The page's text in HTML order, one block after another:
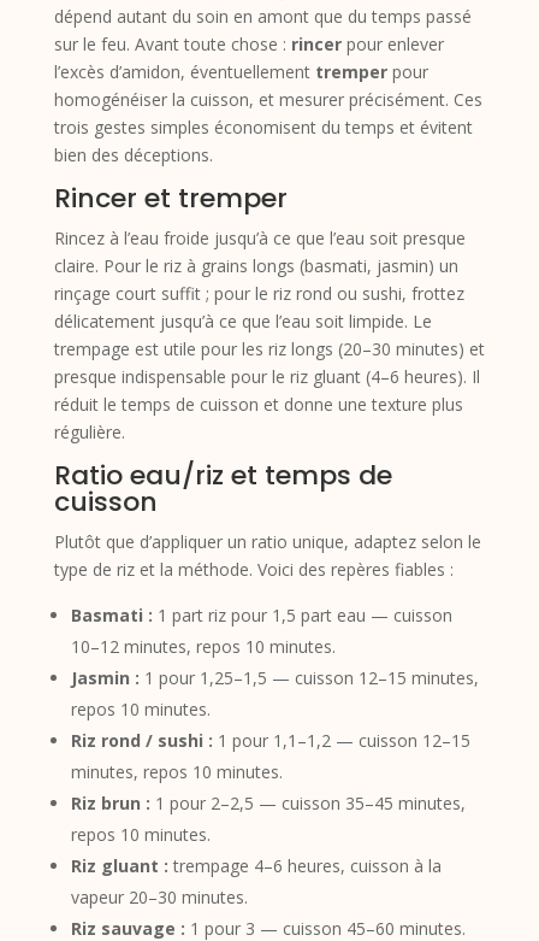
dépend autant du soin en amont que du temps passé
sur le feu. Avant toute chose : rincerpour enlever
l’excès d’amidon, éventuellement tremperpour
homogénéiser la cuisson, et mesurer précisément. Ces
trois gestes simples économisent du temps et évitent
bien des déceptions.
Rincer et tremper
Rincez à l’eau froide jusqu’à ce que l’eau soit presque
claire. Pour le riz à grains longs (basmati, jasmin) un
rinçage court suffit ; pour le riz rond ou sushi, frottez
délicatement jusqu’à ce que l’eau soit limpide. Le
trempage est utile pour les riz longs (20–30 minutes) et
presque indispensable pour le riz gluant (4–6 heures). Il
réduit le temps de cuisson et donne une texture plus
régulière.
Ratio eau/riz et temps de
cuisson
Plutôt que d’appliquer un ratio unique, adaptez selon le
type de riz et la méthode. Voici des repères fiables :
Basmati : 1 part riz pour 1,5 part eau — cuisson
10–12 minutes, repos 10 minutes.
Jasmin : 1 pour 1,25–1,5 — cuisson 12–15 minutes,
repos 10 minutes.
Riz rond / sushi : 1 pour 1,1–1,2 — cuisson 12–15
minutes, repos 10 minutes.
Riz brun : 1 pour 2–2,5 — cuisson 35–45 minutes,
repos 10 minutes.
Riz gluant : trempage 4–6 heures, cuisson à la
vapeur 20–30 minutes.
Riz sauvage : 1 pour 3 — cuisson 45–60 minutes.